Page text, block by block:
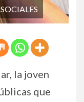
la joven
que